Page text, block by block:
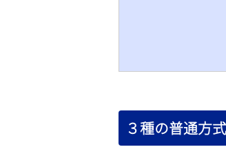
３種の普通方